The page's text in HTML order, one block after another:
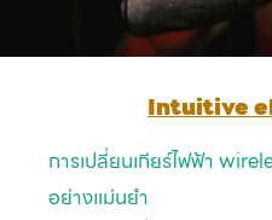
Intuitive
การเปลี่ยนเกียร์ไฟฟ้า
อย่างแม่นยำ